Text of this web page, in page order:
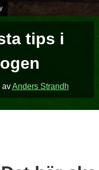
tips i
avAnders Strandh